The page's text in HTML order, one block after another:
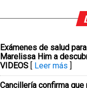
Exámenes de salud
Marelissa Him a
VIDEOS [ Leer más ]
Cancillería confirma